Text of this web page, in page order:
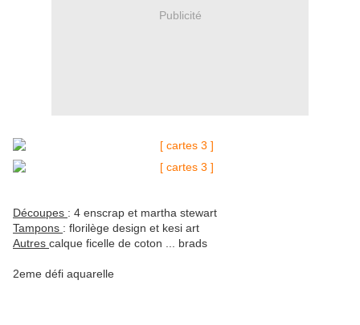
Publicité
Découpes : 4 enscrap et martha stewart
Tampons : florilège design et kesi art
Autres calque ficelle de coton ... brads
2eme défi aquarelle